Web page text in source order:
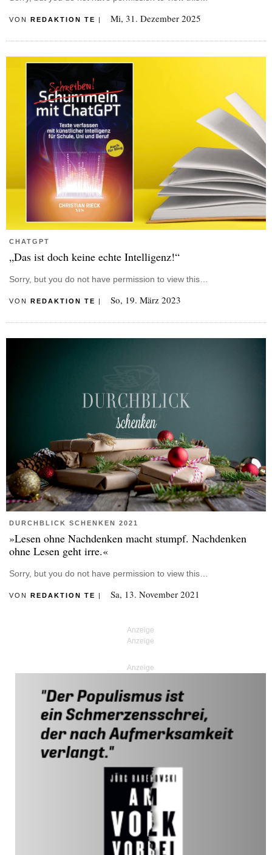
VON REDAKTION TE | Mi, 31. Dezember 2025
CHATGPT
„Das ist doch keine echte Intelligenz!“
Sorry, but you do not have permission to view this…
VON REDAKTION TE So, 19. März 2023
DURCHBLICK SCHENKEN 2021
»Lesen ohne Nachdenken macht stumpf. Nachdenken
ohne Lesen geht irre.«
Sorry, but you do not have permission to view this…
VON REDAKTION TE | Sa, 13. November 2021
Anzeige